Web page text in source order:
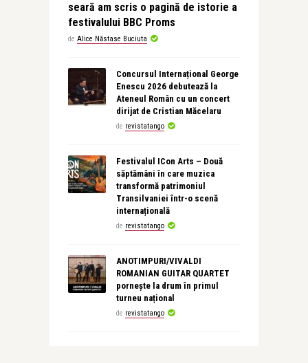
seară am scris o pagină de istorie a
festivalului BBC Proms
de Alice Năstase Buciuta
Concursul Internațional George
Enescu 2026 debutează la
Ateneul Român cu un concert
dirijat de Cristian Măcelaru
de revistatango
Festivalul ICon Arts – Două
săptămâni în care muzica
transformă patrimoniul
Transilvaniei într-o scenă
internațională
de revistatango
ANOTIMPURI/VIVALDI
ROMANIAN GUITAR QUARTET
pornește la drum în primul
turneu național
de revistatango